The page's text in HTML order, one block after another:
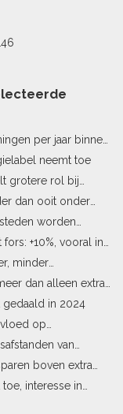
per jaar binnen
neemt toe
grotere rol bij
dan ooit onder
worden
+10%, vooral in
minder
dan alleen extra
in 2024
op
van
boven extra
interesse in